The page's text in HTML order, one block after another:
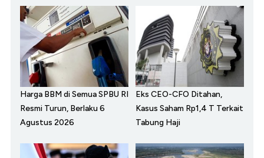
Harga BBM di Semua SPBU RI
Resmi Turun, Berlaku 6
Agustus 2026
Eks CEO-CFO Ditahan,
Kasus Saham Rp1,4 T Terkait
Tabung Haji